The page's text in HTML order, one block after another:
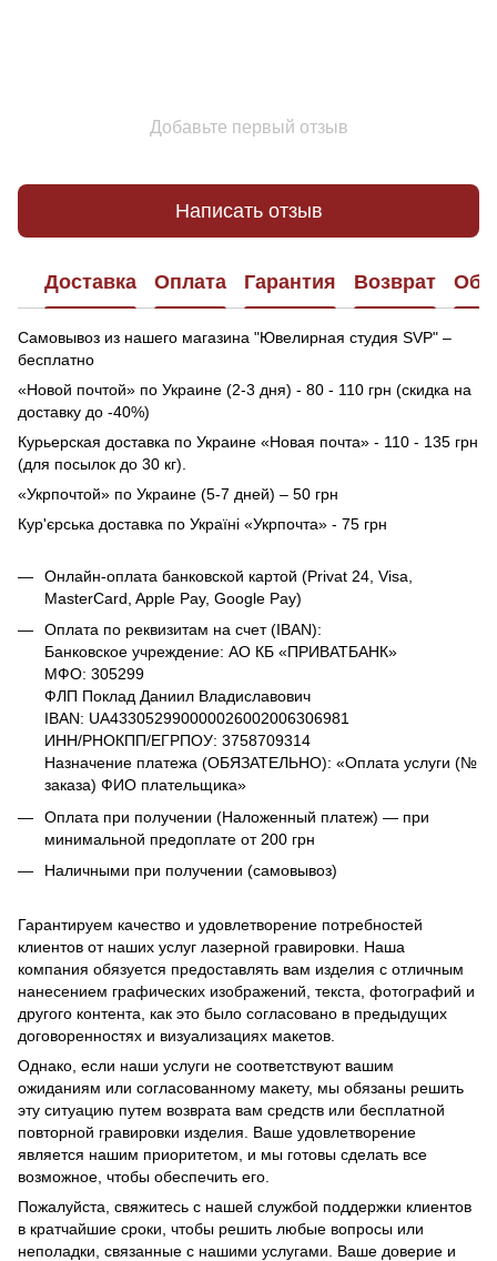
Добавьте первый отзыв
Написать отзыв
Доставка Оплата Гарантия Возврат
Самовывоз из нашего магазина "Ювелирная студия SVP" –
бесплатно
«Новой почтой» по Украине (2-3 дня) - 80 - 110 грн (скидка на
доставку до -40%)
Курьерская доставка по Украине «Новая почта» - 110 - 135 грн
(для посылок до 30 кг).
«Укрпочтой» по Украине (5-7 дней) – 50 грн
Кур'єрська доставка по Україні «Укрпочта» - 75 грн
Онлайн-оплата банковской картой (Privat 24, Visa,
MasterCard, Apple Pay, Google Pay)
Оплата по реквизитам на счет (IBAN):
Банковское учреждение: АО КБ «ПРИВАТБАНК»
МФО: 305299
ФЛП Поклад Даниил Владиславович
IBAN: UA433052990000026002006306981
ИНН/РНОКПП/ЕГРПОУ: 3758709314
Назначение платежа (ОБЯЗАТЕЛЬНО): «Оплата услуги (№
заказа) ФИО плательщика»
Оплата при получении (Наложенный платеж) — при
минимальной предоплате от 200 грн
Наличными при получении (самовывоз)
Гарантируем качество и удовлетворение потребностей
клиентов от наших услуг лазерной гравировки. Наша
компания обязуется предоставлять вам изделия с отличным
нанесением графических изображений, текста, фотографий и
другого контента, как это было согласовано в предыдущих
договоренностях и визуализациях макетов.
Однако, если наши услуги не соответствуют вашим
ожиданиям или согласованному макету, мы обязаны решить
эту ситуацию путем возврата вам средств или бесплатной
повторной гравировки изделия. Ваше удовлетворение
является нашим приоритетом, и мы готовы сделать все
возможное, чтобы обеспечить его.
Пожалуйста, свяжитесь с нашей службой поддержки клиентов
в кратчайшие сроки, чтобы решить любые вопросы или
неполадки, связанные с нашими услугами. Ваше доверие и